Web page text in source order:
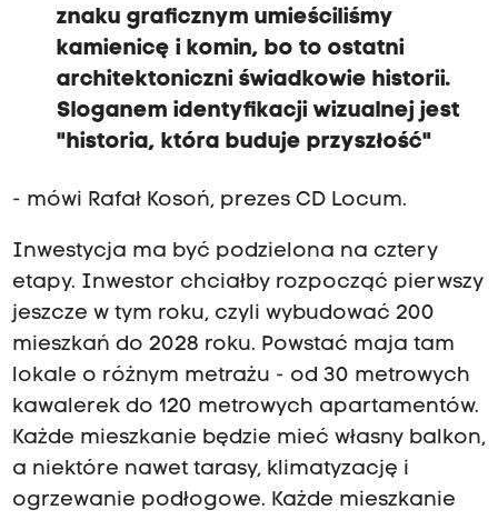
znaku graficznym umieściliśmy
kamienicę i komin, bo to ostatni
architektoniczni świadkowie historii.
Sloganem identyfikacji wizualnej jest
"historia, która buduje przyszłość"
- mówi Rafał Kosoń, prezes CD Locum.
Inwestycja ma być podzielona na cztery
etapy. Inwestor chciałby rozpocząć pierwszy
jeszcze w tym roku, czyli wybudować 200
mieszkań do 2028 roku. Powstać maja tam
lokale o różnym metrażu - od 30 metrowych
kawalerek do 120 metrowych apartamentów.
Każde mieszkanie będzie mieć własny balkon,
a niektóre nawet tarasy, klimatyzację i
ogrzewanie podłogowe. Każde mieszkanie